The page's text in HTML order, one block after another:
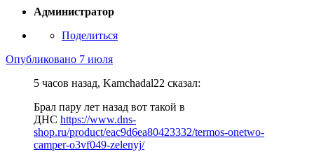
Администратор
Поделиться
Опубликовано 7 июля
5 часов назад, Kamchadal22 сказал:
Брал пару лет назад вот такой в
ДНС https://www.dns-
shop.ru/product/eac9d6ea80423332/termos-onetwo-
camper-o3vf049-zelenyj/